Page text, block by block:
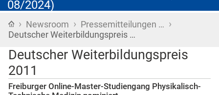
08/2024)
Startseite
› Newsroom › Pressemitteilungen … ›
Deutscher Weiterbildungspreis …
Deutscher Weiterbildungspreis
2011
Freiburger Online-Master-Studiengang Physikalisch-